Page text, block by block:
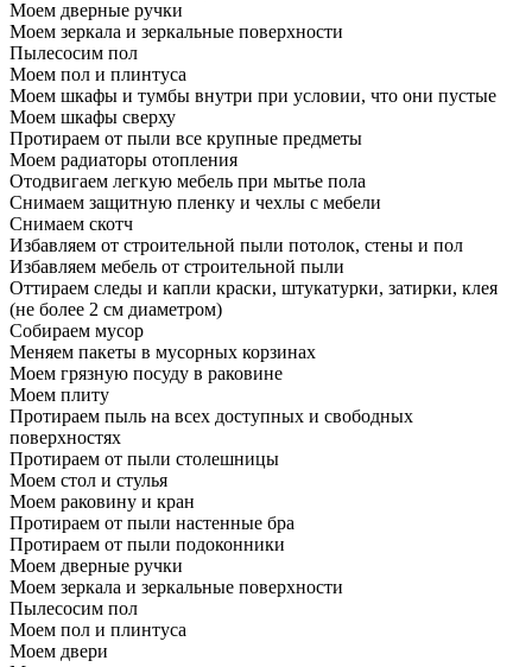
Моем дверные ручки
Моем зеркала и зеркальные поверхности
Пылесосим пол
Моем пол и плинтуса
Моем шкафы и тумбы внутри при условии, что они пустые
Моем шкафы сверху
Протираем от пыли все крупные предметы
Моем радиаторы отопления
Отодвигаем легкую мебель при мытье пола
Снимаем защитную пленку и чехлы с мебели
Снимаем скотч
Избавляем от строительной пыли потолок, стены и пол
Избавляем мебель от строительной пыли
Оттираем следы и капли краски, штукатурки, затирки, клея
(не более 2 см диаметром)
Собираем мусор
Меняем пакеты в мусорных корзинах
Моем грязную посуду в раковине
Моем плиту
Протираем пыль на всех доступных и свободных
поверхностях
Протираем от пыли столешницы
Моем стол и стулья
Моем раковину и кран
Протираем от пыли настенные бра
Протираем от пыли подоконники
Моем дверные ручки
Моем зеркала и зеркальные поверхности
Пылесосим пол
Моем пол и плинтуса
Моем двери